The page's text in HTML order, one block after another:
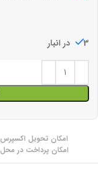
3 در انبار
امکان تحویل اکسپرس
امکان پرداخت در محل